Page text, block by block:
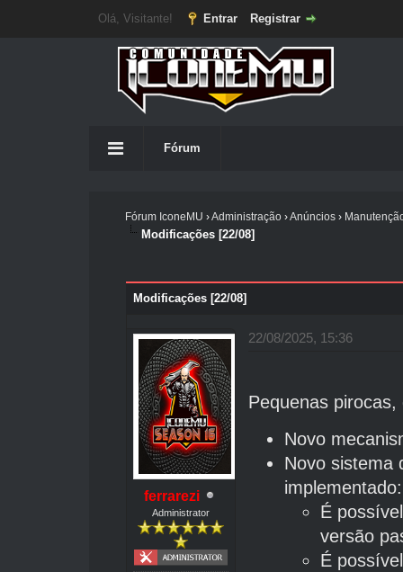
Olá, Visitante! Entrar Registrar
Fórum
Fórum IconeMU ›Administração›Anúncios›
Modificações [22/08]
Modificações [22/08]
ferrarezi
Administrator
22/08/2025, 15:36
Pequenas
Novo
Novo sistema
implementado:
É
versão
É